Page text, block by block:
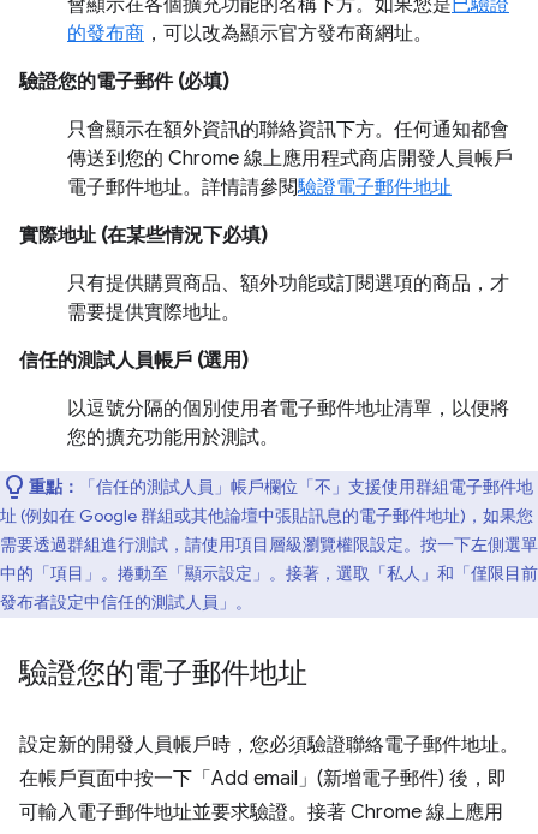
的發布商 ，可以改為顯示官方發布商網址。
驗證您的電子郵件 (必填)
只會顯示在額外資訊的聯絡資訊下方。任何通知都會
傳送到您的 Chrome 線上應用程式商店開發人員帳戶
電子郵件地址。詳情請參閱驗證電子郵件地址
實際地址 (在某些情況下必填)
只有提供購買商品、額外功能或訂閱選項的商品，才
需要提供實際地址。
信任的測試人員帳戶 (選用)
以逗號分隔的個別使用者電子郵件地址清單，以便將
您的擴充功能用於測試。
重點： 「信任的測試人員」帳戶欄位「不」 支援使用群組電子郵件地
址 (例如在 Google 群組或其他論壇中張貼訊息的電子郵件地址)，如果您
需要透過群組進行測試，請使用項目層級瀏覽權限設定。按一下左側選單
中的「項目」 。捲動至「顯示設定」 。接著，選取「私人」 和「僅限目前
發布者設定中信任的測試人員」 。
驗證您的電子郵件地址
設定新的開發人員帳戶時，您必須驗證聯絡電子郵件地址。
在帳戶頁面中按一下「Add email」(新增電子郵件) 後，即
可輸入電子郵件地址並要求驗證。接著 Chrome 線上應用